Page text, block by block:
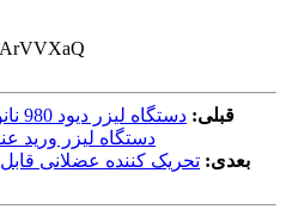
قبلی:
دستگاه لیزر ورید عنکبوتی
بعدی: تحریک کننده عضلانی